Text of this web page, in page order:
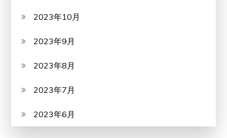
2023年10月
2023年9月
2023年8月
2023年7月
2023年6月